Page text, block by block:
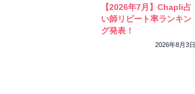
【2026年7月】Chapli占
い師リピート率ランキン
グ発表！
2026年8月3日